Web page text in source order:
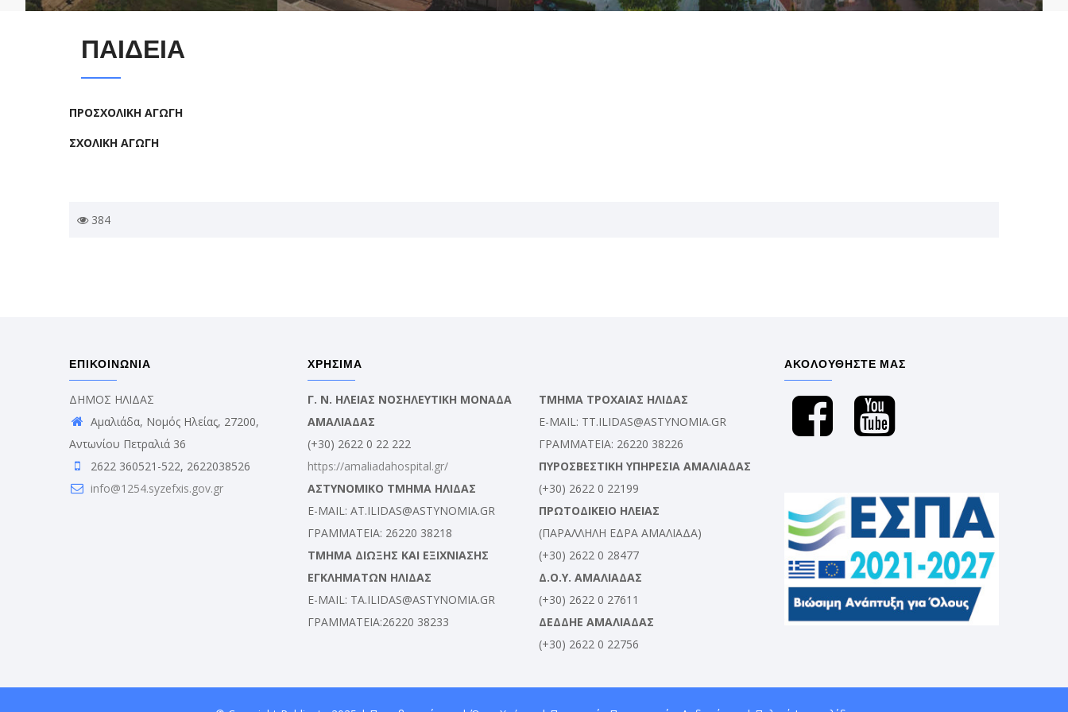
ΠΑΙΔΕΙΑ
ΠΡΟΣΧΟΛΙΚΗ ΑΓΩΓΗ
ΣΧΟΛΙΚΗ ΑΓΩΓΗ
384
ΕΠΙΚΟΙΝΩΝΙΑ
ΔΗΜΟΣ ΗΛΙΔΑΣ
Αμαλιάδα, Νομός Ηλείας, 27200,
Αντωνίου Πετραλιά 36
2622 360521-522, 2622038526
info@1254.syzefxis.gov.gr
ΧΡΗΣΙΜΑ
Γ. Ν. ΗΛΕΙΑΣ ΝΟΣΗΛΕΥΤΙΚΗ ΜΟΝΑΔΑ
ΑΜΑΛΙΑΔΑΣ
(+30) 2622 0 22 222
https://amaliadahospital.gr/
ΑΣΤΥΝΟΜΙΚΟ ΤΜΗΜΑ ΗΛΙΔΑΣ
E-MAIL: AT.ILIDAS@ASTYNOMIA.GR
ΓΡΑΜΜΑΤΕΙΑ: 26220 38218
ΤΜΗΜΑ ΔΙΩΞΗΣ ΚΑΙ ΕΞΙΧΝΙΑΣΗΣ
ΕΓΚΛΗΜΑΤΩΝ ΗΛΙΔΑΣ
E-MAIL: TA.ILIDAS@ASTYNOMIA.GR
ΓΡΑΜΜΑΤΕΙΑ:26220 38233
ΤΜΗΜΑ ΤΡΟΧΑΙΑΣ ΗΛΙΔΑΣ
E-MAIL: TT.ILIDAS@ASTYNOMIA.GR
ΓΡΑΜΜΑΤΕΙΑ: 26220 38226
ΠΥΡΟΣΒΕΣΤΙΚΗ ΥΠΗΡΕΣΙΑ ΑΜΑΛΙΑΔΑΣ
(+30) 2622 0 22199
ΠΡΩΤΟΔΙΚΕΙΟ ΗΛΕΙΑΣ
(ΠΑΡΑΛΛΗΛΗ ΕΔΡΑ ΑΜΑΛΙΑΔΑ)
(+30) 2622 0 28477
Δ.Ο.Υ. ΑΜΑΛΙΑΔΑΣ
(+30) 2622 0 27611
ΔΕΔΔΗΕ ΑΜΑΛΙΑΔΑΣ
(+30) 2622 0 22756
ΑΚΟΛΟΥΘΗΣΤΕ ΜΑΣ